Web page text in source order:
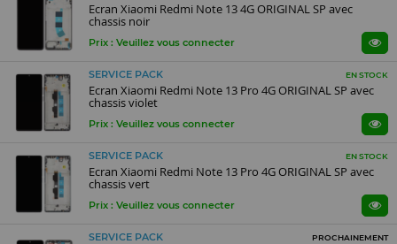
Ecran Xiaomi Redmi Note 13 4G ORIGINAL SP avec
chassis noir
Prix : Veuillez vous connecter
SERVICE PACK EN STOCK
Ecran Xiaomi Redmi Note 13 Pro 4G ORIGINAL SP avec
chassis violet
Prix : Veuillez vous connecter
SERVICE PACK EN STOCK
Ecran Xiaomi Redmi Note 13 Pro 4G ORIGINAL SP avec
chassis vert
Prix : Veuillez vous connecter
SERVICE PACK PROCHAINEMENT